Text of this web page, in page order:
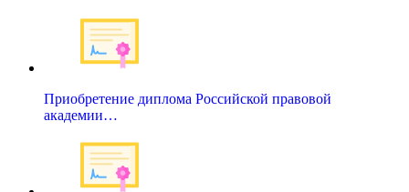
Приобретение диплома Российской правовой
академии…